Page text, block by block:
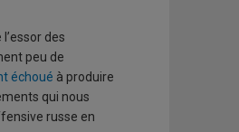
des
peu de
échoué à produire
qui nous
russe en